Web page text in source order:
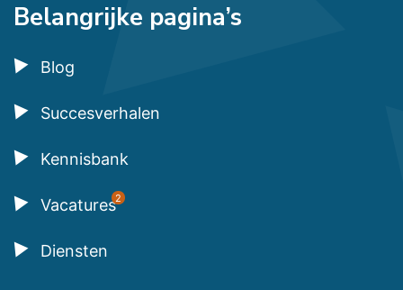
Belangrijke pagina’s
Blog
Succesverhalen
Kennisbank
Vacatures2
Diensten